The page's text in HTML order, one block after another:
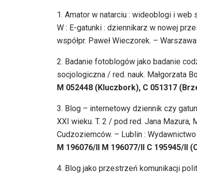
1. Amator w natarciu : wideoblogi i
W : E-gatunki : dziennikarz w nowej
współpr. Paweł Wieczorek. –
2. Badanie fotoblogów jako badanie
socjologiczna / red. nauk. Małgorzata
M 052448 (Kluczbork), C 051317
3. Blog – internetowy dziennik czy
XXI wieku. T. 2 / pod red. Jana
Cudzoziemców. – Lublin :
M 196076/II M 196077/II C 195945/II
4. Blog jako przestrzeń komunikacji